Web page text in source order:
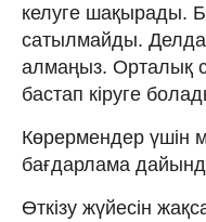
келуге шақырады.
сатылмайды.
алмаңыз. Орталық
бастап кіруге
Көрермендер үшін
бағдарлама
Өткізу жүйесін